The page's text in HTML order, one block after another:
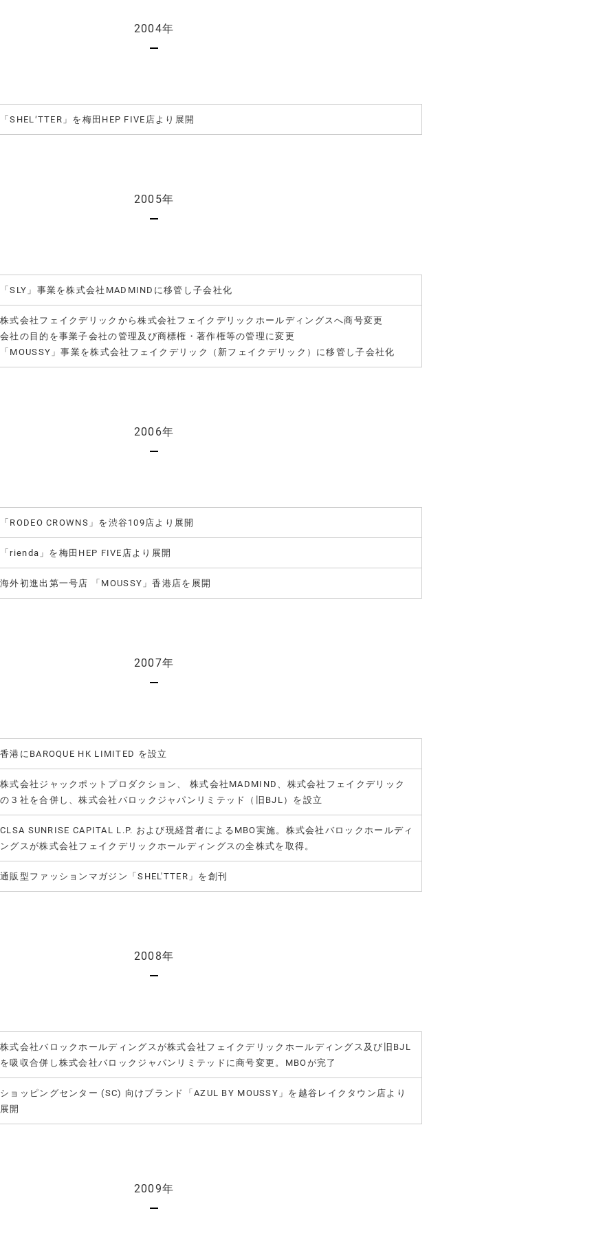
2004年
「SHEL′TTER」を梅田HEP FIVE店より展開
2005年
「SLY」事業を株式会社MADMINDに移管し子会社化
株式会社フェイクデリックから株式会社フェイクデリックホールディングスへ商号変更
会社の目的を事業子会社の管理及び商標権・著作権等の管理に変更
「MOUSSY」事業を株式会社フェイクデリック（新フェイクデリック）に移管し子会社化
2006年
「RODEO CROWNS」を渋谷109店より展開
「rienda」を梅田HEP FIVE店より展開
海外初進出第一号店 「MOUSSY」香港店を展開
2007年
香港にBAROQUE HK LIMITED を設立
株式会社ジャックポットプロダクション、 株式会社MADMIND、株式会社フェイクデリック
の３社を合併し、株式会社バロックジャパンリミテッド（旧BJL）を設立
CLSA SUNRISE CAPITAL L.P. および現経営者によるMBO実施。株式会社バロックホールディ
ングスが株式会社フェイクデリックホールディングスの全株式を取得。
通販型ファッションマガジン「SHEL'TTER」を創刊
2008年
株式会社バロックホールディングスが株式会社フェイクデリックホールディングス及び旧BJL
を吸収合併し株式会社バロックジャパンリミテッドに商号変更。MBOが完了
ショッピングセンター (SC) 向けブランド「AZUL BY MOUSSY」を越谷レイクタウン店より
展開
2009年